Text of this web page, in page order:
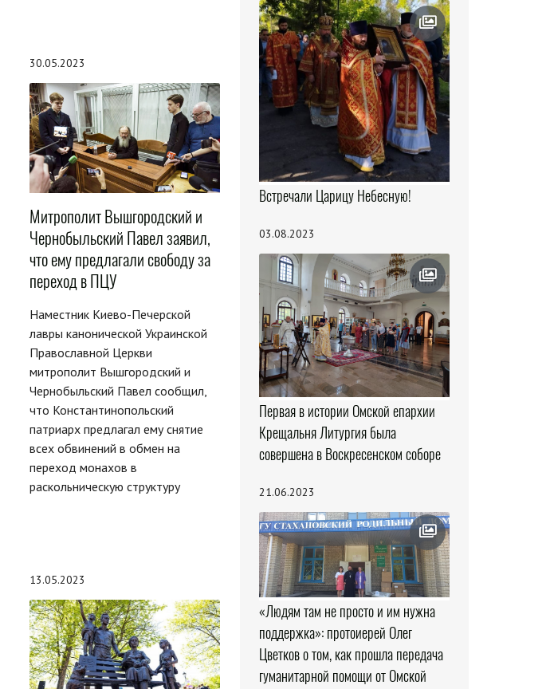
30.05.2023
Митрополит Вышгородский и
Чернобыльский Павел заявил,
что ему предлагали свободу за
переход в ПЦУ
Наместник Киево-Печерской
лавры канонической Украинской
Православной Церкви
митрополит Вышгородский и
Чернобыльский Павел сообщил,
что Константинопольский
патриарх предлагал ему снятие
всех обвинений в обмен на
переход монахов в
раскольническую структуру
13.05.2023
Встречали Царицу Небесную!
03.08.2023
Первая в истории Омской епархии
Крещальня Литургия была
совершена в Воскресенском соборе
21.06.2023
«Людям там не просто и им нужна
поддержка»: протоиерей Олег
Цветков о том, как прошла передача
гуманитарной помощи от Омской